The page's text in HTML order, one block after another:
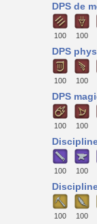
DPS de
100 100
DPS
100 100
DPS
100 100
100 100
100 100